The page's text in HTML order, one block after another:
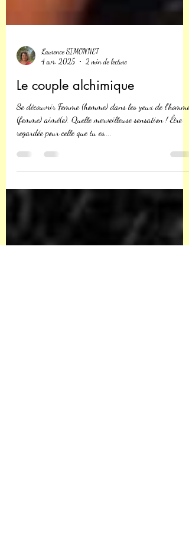
Laurence SIMONNET
4 avr. 2025
Le couple alchimique
Se découvrir Femme (homme) dans les yeux de l'homme
regardée pour celle que tu es,...